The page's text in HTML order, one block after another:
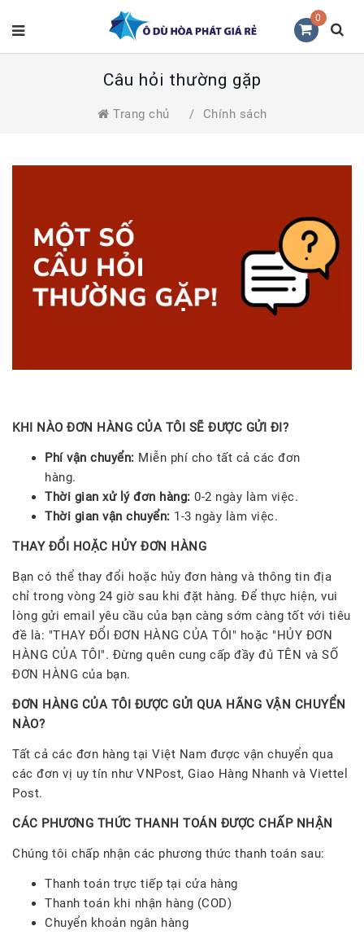
0
Câu hỏi thường gặp
Trang chủ / Chính sách
KHI NÀO ĐƠN HÀNG CỦA TÔI SẼ ĐƯỢC GỬI ĐI?
Phí vận chuyển: Miễn phí cho tất cả các đơn
hàng.
Thời gian xử lý đơn hàng: 0-2 ngày làm việc.
Thời gian vận chuyển: 1-3 ngày làm việc.
THAY ĐỔI HOẶC HỦY ĐƠN HÀNG
Bạn có thể thay đổi hoặc hủy đơn hàng và thông tin địa
chỉ trong vòng 24 giờ sau khi đặt hàng. Để thực hiện, vui
lòng gửi email yêu cầu của bạn càng sớm càng tốt với tiêu
đề là: "THAY ĐỔI ĐƠN HÀNG CỦA TÔI" hoặc "HỦY ĐƠN
HÀNG CỦA TÔI". Đừng quên cung cấp đầy đủ TÊN và SỐ
ĐƠN HÀNG của bạn.
ĐƠN HÀNG CỦA TÔI ĐƯỢC GỬI QUA HÃNG VẬN CHUYỂN
NÀO?
Tất cả các đơn hàng tại Việt Nam được vận chuyển qua
các đơn vị uy tín như VNPost, Giao Hàng Nhanh và Viettel
Post.
CÁC PHƯƠNG THỨC THANH TOÁN ĐƯỢC CHẤP NHẬN
Chúng tôi chấp nhận các phương thức thanh toán sau:
Thanh toán trực tiếp tại cửa hàng
Thanh toán khi nhận hàng (COD)
Chuyển khoản ngân hàng